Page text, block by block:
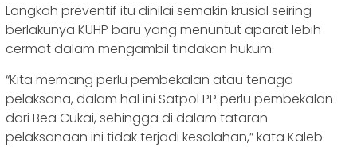
Langkah preventif itu dinilai semakin krusial seiring
berlakunya KUHP baru yang menuntut aparat lebih
cermat dalam mengambil tindakan hukum.
“Kita memang perlu pembekalan atau tenaga
pelaksana, dalam hal ini Satpol PP perlu pembekalan
dari Bea Cukai, sehingga di dalam tataran
pelaksanaan ini tidak terjadi kesalahan,” kata Kaleb.